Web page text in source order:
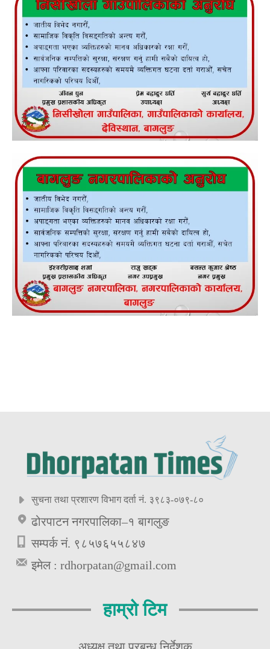
सुचना तथा प्रशारण विभाग दर्ता नं. ३९८३-०७९-८०
ढोरपाटन नगरपालिका–१ बागलुङ
सम्पर्क नं. ९८५७६५५८४७
इमेल : rdhorpatan@gmail.com
हाम्रो टिम